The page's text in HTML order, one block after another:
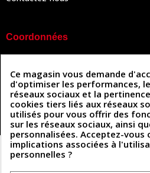
Coordonnées
81300 Graulhet
contact@cuirenstock.com
Cuirenstock © 2026 - Une
Ce magasin vous demande
d'optimiser les performances,
réseaux sociaux et la
cookies tiers liés aux réseaux
utilisés pour vous offrir des
sur les réseaux sociaux, ainsi
personnalisées. Acceptez-vous
implications associées à
personnelles ?